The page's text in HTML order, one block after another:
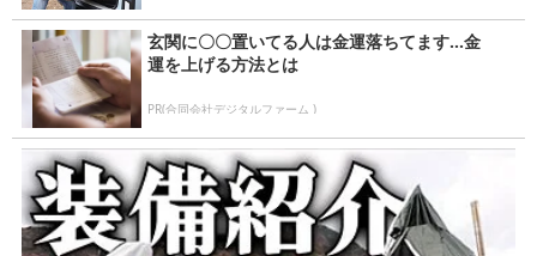
玄関に〇〇置いてる人は金運落ちてます…金
運を上げる方法とは
PR(合同会社デジタルファーム )